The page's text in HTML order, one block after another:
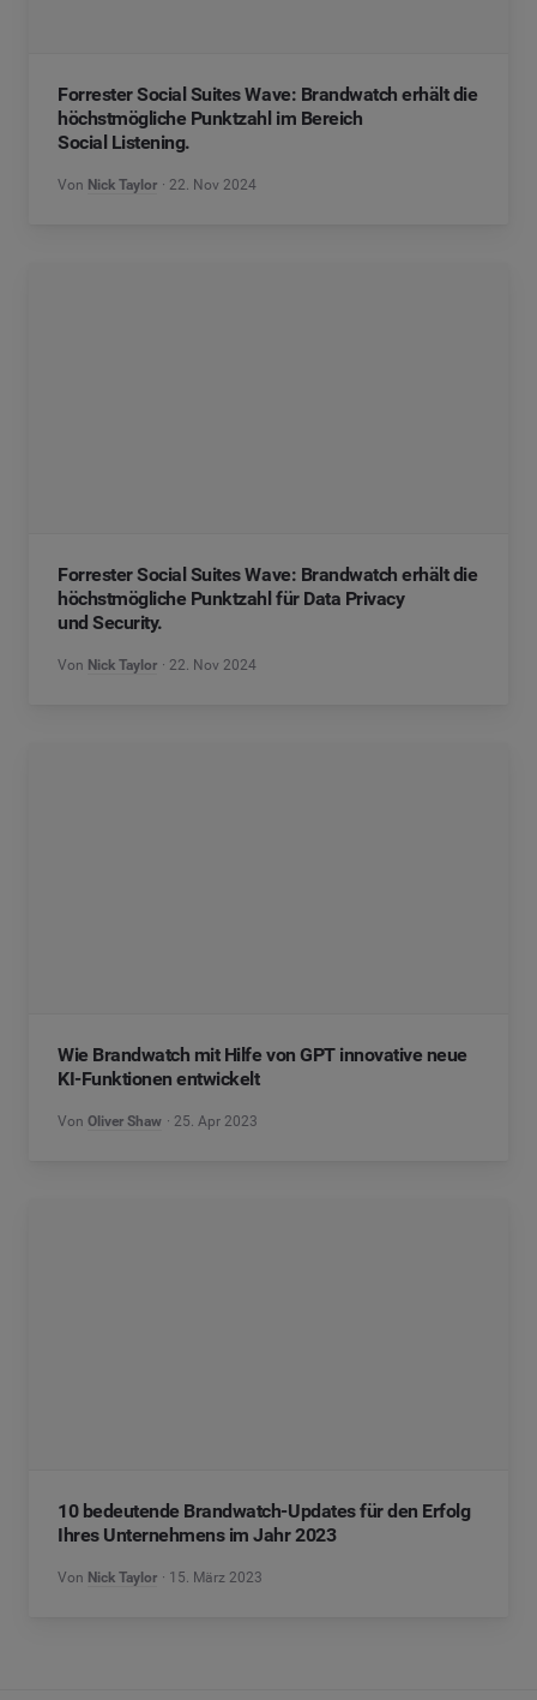
Forrester Social Suites Wave: Brandwatch erhält die
höchstmögliche Punktzahl im Bereich
Social Listening.
Von Nick Taylor 22. Nov 2024
Forrester Social Suites Wave: Brandwatch erhält die
höchstmögliche Punktzahl für Data Privacy
und Security.
Von Nick Taylor 22. Nov 2024
Wie Brandwatch mit Hilfe von GPT innovative neue
KI-Funktionen entwickelt
Von Oliver Shaw 25. Apr 2023
10 bedeutende Brandwatch-Updates für den Erfolg
Ihres Unternehmens im Jahr 2023
Von Nick Taylor 15. März 2023